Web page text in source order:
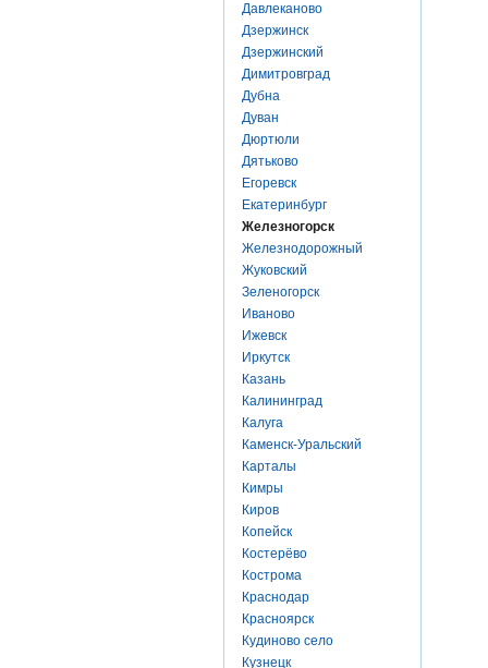
Давлеканово
Дзержинск
Дзержинский
Димитровград
Дубна
Дуван
Дюртюли
Дятьково
Егоревск
Екатеринбург
Железногорск
Железнодорожный
Жуковский
Зеленогорск
Иваново
Ижевск
Иркутск
Казань
Калининград
Калуга
Каменск-Уральский
Карталы
Кимры
Киров
Копейск
Костерёво
Кострома
Краснодар
Красноярск
Кудиново село
Кузнецк